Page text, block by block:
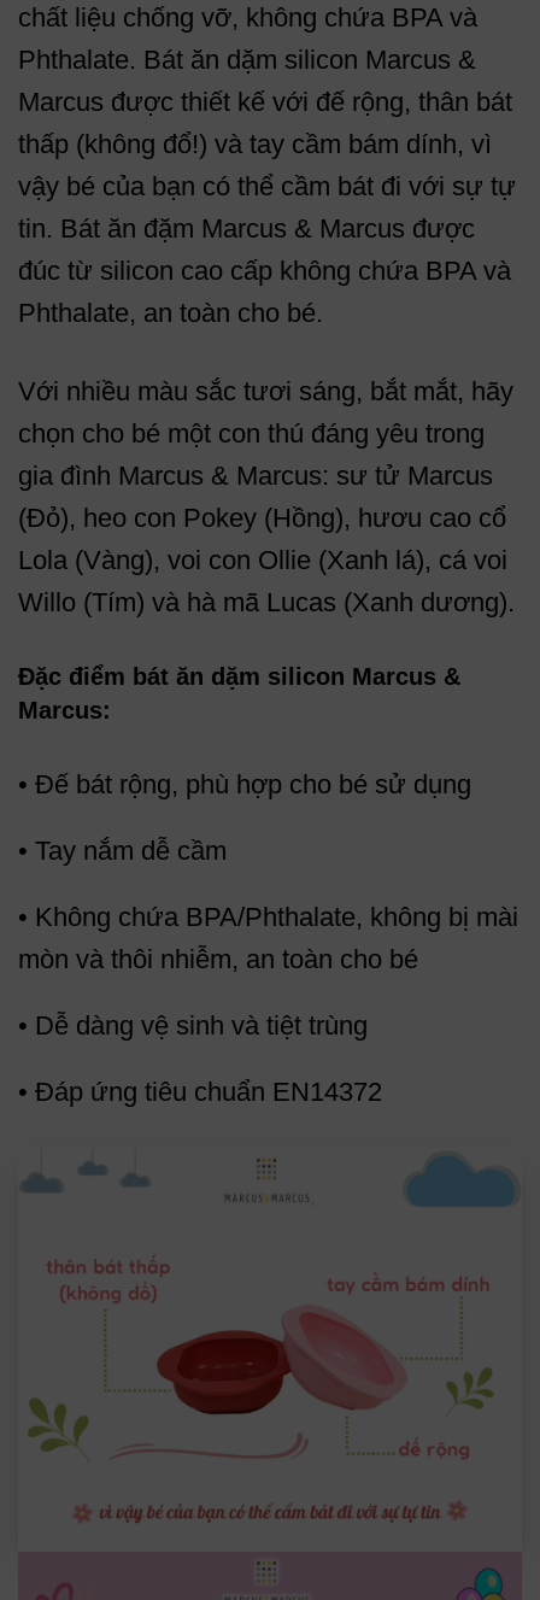
chất liệu chống vỡ, không chứa BPA và
Phthalate. Bát ăn dặm silicon Marcus &
Marcus được thiết kế với đế rộng, thân bát
thấp (không đổ!) và tay cầm bám dính, vì
vậy bé của bạn có thể cầm bát đi với sự tự
tin. Bát ăn đặm Marcus & Marcus được
đúc từ silicon cao cấp không chứa BPA và
Phthalate, an toàn cho bé.
Với nhiều màu sắc tươi sáng, bắt mắt, hãy
chọn cho bé một con thú đáng yêu trong
gia đình Marcus & Marcus: sư tử Marcus
(Đỏ), heo con Pokey (Hồng), hươu cao cổ
Lola (Vàng), voi con Ollie (Xanh lá), cá voi
Willo (Tím) và hà mã Lucas (Xanh dương).
Đặc điểm bát ăn dặm silicon Marcus &
Marcus:
• Đế bát rộng, phù hợp cho bé sử dụng
• Tay nắm dễ cầm
• Không chứa BPA/Phthalate, không bị mài
mòn và thôi nhiễm, an toàn cho bé
• Dễ dàng vệ sinh và tiệt trùng
• Đáp ứng tiêu chuẩn EN14372